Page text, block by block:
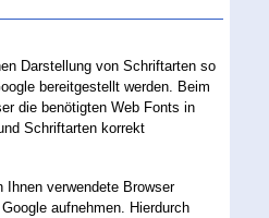
Darstellung von Schriftarten so
bereitgestellt werden. Beim
die benötigten Web Fonts in
Schriftarten korrekt
verwendete Browser
aufnehmen. Hierdurch